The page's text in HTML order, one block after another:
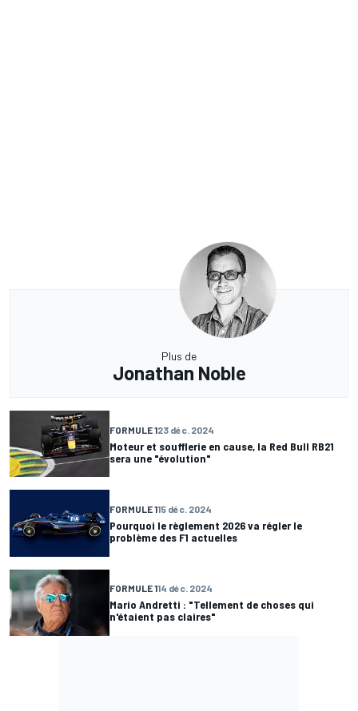
Plus de
Jonathan Noble
FORMULE 123 déc. 2024
Moteur et soufflerie en cause, la Red Bull RB21
sera une "évolution"
FORMULE 115 déc. 2024
Pourquoi le règlement 2026 va régler le
problème des F1 actuelles
FORMULE 114 déc. 2024
Mario Andretti : "Tellement de choses qui
n'étaient pas claires"